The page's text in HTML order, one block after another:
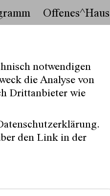
Offenes^Haus
notwendigen
die Analyse von
Drittanbieter wie
den Link in der